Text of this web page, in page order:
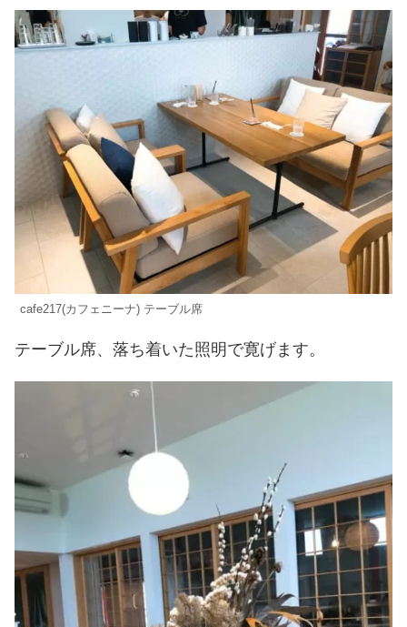
cafe217(カフェニーナ) テーブル席
テーブル席、落ち着いた照明で寛げます。